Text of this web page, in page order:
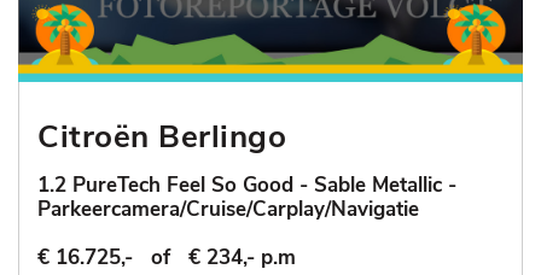
Citroën Berlingo
1.2 PureTech Feel So Good - Sable Metallic -
Parkeercamera/Cruise/Carplay/Navigatie
€ 16.725,-
of € 234,- p.m